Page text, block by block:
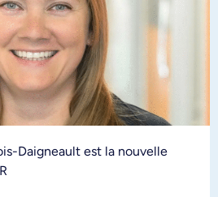
Daigneault est la nouvelle